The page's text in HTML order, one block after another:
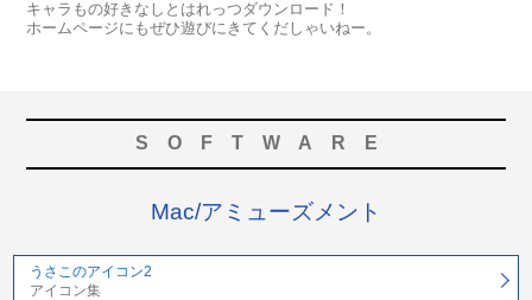
キャラもの好きなしとはれっつダウンロード！
ホームページにもぜひ遊びにきてくだしゃいねー。
SOFTWARE
Mac/アミューズメント
うさこのアイコン2
アイコン集